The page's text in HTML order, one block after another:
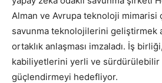
Alman ve Avrupa teknoloji mimarisi
savunma teknolojilerini geliştirmek
ortaklık anlaşması imzaladı. İş
kabiliyetlerini yerli ve
güçlendirmeyi hedefliyor.